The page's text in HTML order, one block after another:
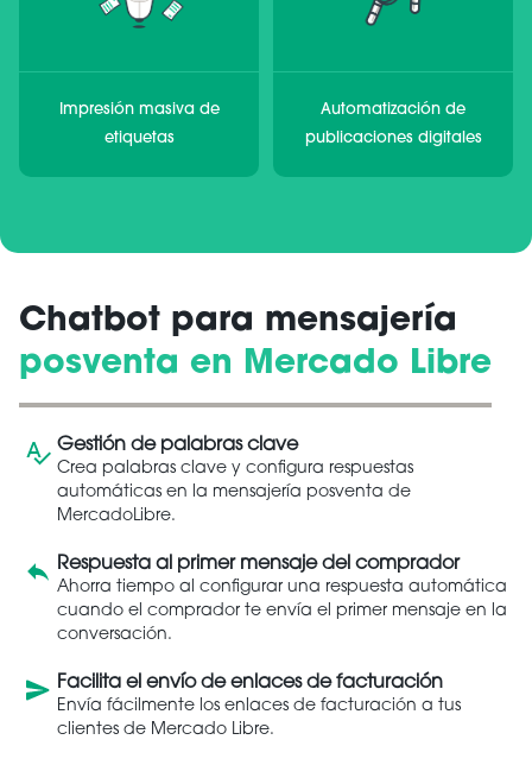
Impresión masiva de
etiquetas
Automatización de
publicaciones digitales
Chatbot para mensajería
posventa en Mercado Libre
Gestión de palabras clave
Crea palabras clave y configura respuestas
automáticas en la mensajería posventa de
MercadoLibre.
Respuesta al primer mensaje del comprador
Ahorra tiempo al configurar una respuesta automática
cuando el comprador te envía el primer mensaje en la
conversación.
Facilita el envío de enlaces de facturación
Envía fácilmente los enlaces de facturación a tus
clientes de Mercado Libre.